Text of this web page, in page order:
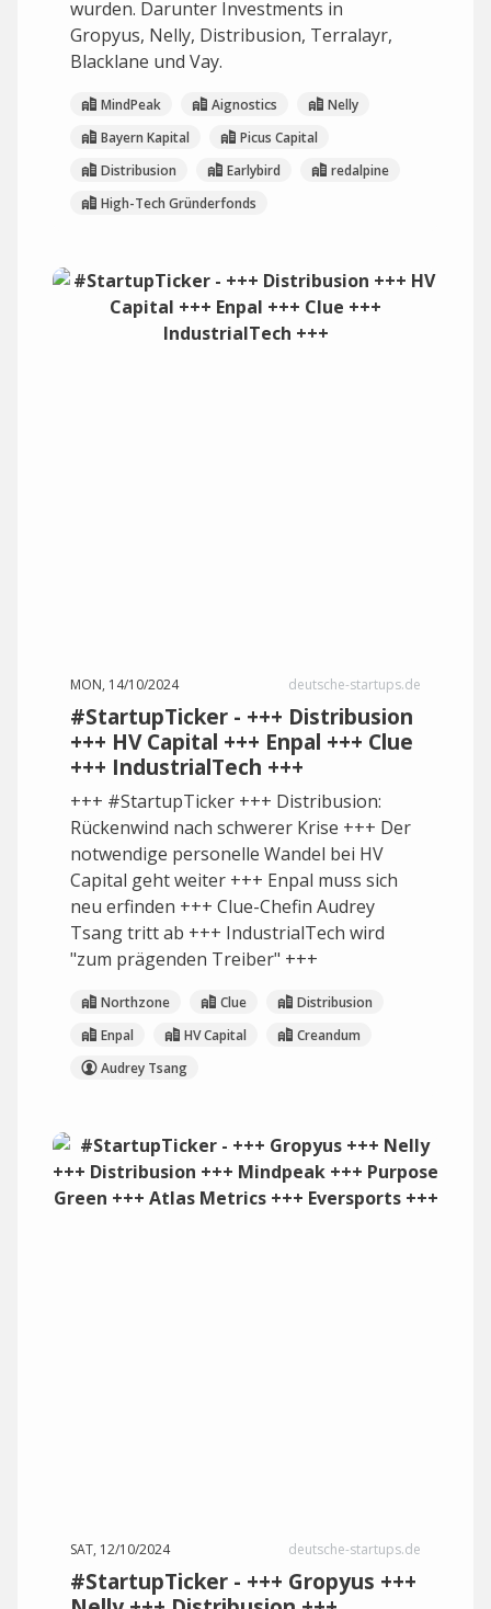
wurden. Darunter Investments in
Gropyus, Nelly, Distribusion, Terralayr,
Blacklane und Vay.
MindPeak Aignostics
Nelly
Bayern Kapital
Picus Capital
Distribusion
Earlybird
redalpine
High-Tech Gründerfonds
MON, 14/10/2024 deutsche-startups.de
#StartupTicker - +++ Distribusion
+++ HV Capital +++ Enpal +++ Clue
+++ IndustrialTech +++
+++ #StartupTicker +++ Distribusion:
Rückenwind nach schwerer Krise +++ Der
notwendige personelle Wandel bei HV
Capital geht weiter +++ Enpal muss sich
neu erfinden +++ Clue-Chefin Audrey
Tsang tritt ab +++ IndustrialTech wird
"zum prägenden Treiber" +++
Northzone Clue
Distribusion
Enpal
HV Capital
Creandum
Audrey Tsang
SAT, 12/10/2024 deutsche-startups.de
#StartupTicker - +++ Gropyus +++